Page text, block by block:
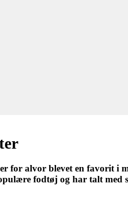
for alvor blevet en favorit
fodtøj og har talt med